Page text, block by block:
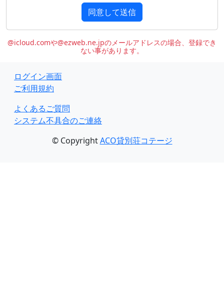
同意して送信
@icloud.comや@ezweb.ne.jpのメールアドレスの場合、登録でき
ない事があります。
ログイン画面
ご利用規約
よくあるご質問
システム不具合のご連絡
© CopyrightACO貸別荘コテージ